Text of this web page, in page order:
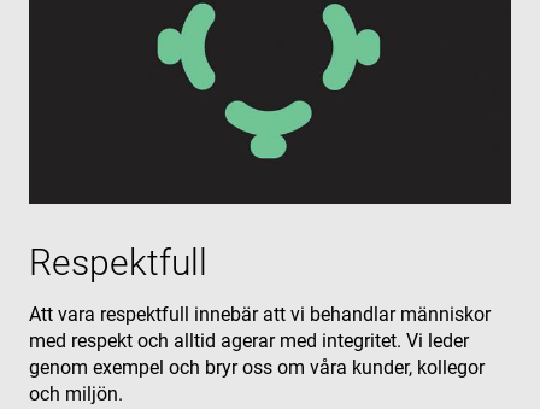
Respektfull
Att vara respektfull innebär att vi behandlar människor
med respekt och alltid agerar med integritet. Vi leder
genom exempel och bryr oss om våra kunder, kollegor
och miljön.